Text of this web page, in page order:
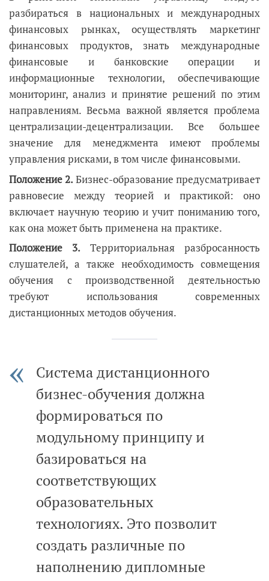
разбираться в национальных и международных
финансовых рынках, осуществлять маркетинг
финансовых продуктов, знать международные
финансовые и банковские операции и
информационные технологии, обеспечивающие
мониторинг, анализ и принятие решений по этим
направлениям. Весьма важной является проблема
централизации-децентрализации. Все большее
значение для менеджмента имеют проблемы
управления рисками, в том числе финансовыми.
Положение 2.Бизнес-образование предусматривает
равновесие между теорией и практикой: оно
включает научную теорию и учит пониманию того,
как она может быть применена на практике.
Положение 3. Территориальная разбросанность
слушателей, а также необходимость совмещения
обучения с производственной деятельностью
требуют использования современных
дистанционных методов обучения.
Система дистанционного
бизнес-обучения должна
формироваться по
модульному принципу и
базироваться на
соответствующих
образовательных
технологиях. Это позволит
создать различные по
наполнению дипломные